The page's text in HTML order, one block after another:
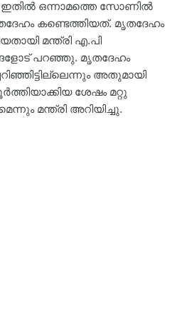
ഒന്നാമത്തെ സോണില്‍
കണ്ടെത്തിയത്. മൃതദേഹം
മന്ത്രി എ.പി
പറഞ്ഞു. മൃതദേഹം
അതുമായി
ശേഷം മറ്റു
മന്ത്രി അറിയിച്ചു.